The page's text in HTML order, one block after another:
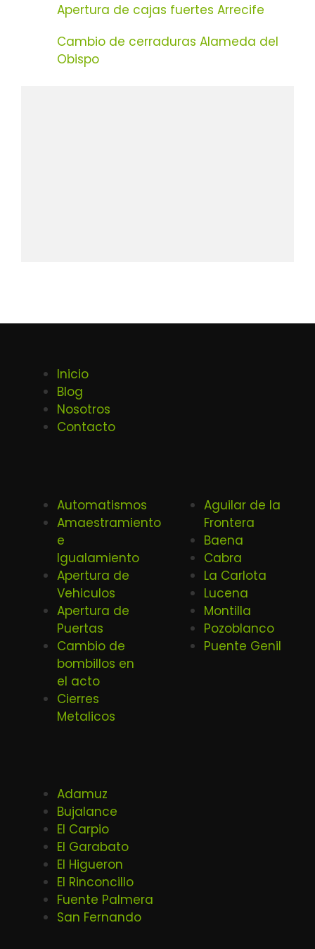
Apertura de cajas fuertes Arrecife
Cambio de cerraduras Alameda del
Obispo
Inicio
Blog
Nosotros
Contacto
Automatismos
Amaestramiento
e
Igualamiento
Apertura de
Vehiculos
Apertura de
Puertas
Cambio de
bombillos en
el acto
Cierres
Metalicos
Aguilar de la
Frontera
Baena
Cabra
La Carlota
Lucena
Montilla
Pozoblanco
Puente Genil
Adamuz
Bujalance
El Carpio
El Garabato
El Higueron
El Rinconcillo
Fuente Palmera
San Fernando